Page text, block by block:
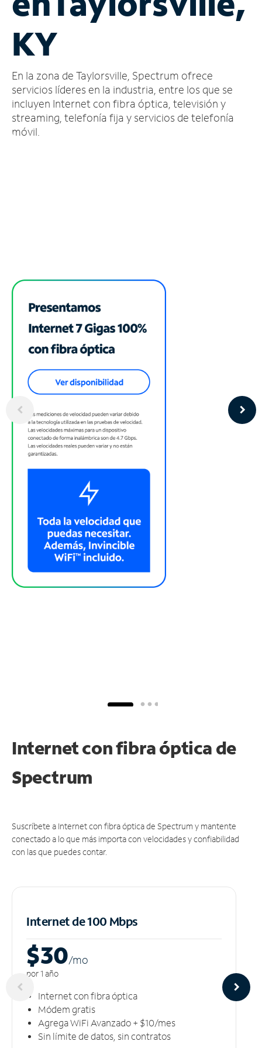
cuenta
Encuentra
tienda
KY
En la zona de Taylorsville, Spectrum ofrece
servicios líderes en la industria, entre los que se
incluyen Internet con fibra óptica, televisión y
streaming, telefonía fija y servicios de telefonía
móvil.
Internet con fibra óptica de
Spectrum
Suscríbete a Internet con fibra óptica de Spectrum y mantente
conectado a lo que más importa con velocidades y confiabilidad
con las que puedes contar.
Internet de 100 Mbps
$30/mo
por 1 año
Internet con fibra óptica
Módem gratis
Agrega WiFi Avanzado + $10/mes
Sin límite de datos, sin contratos